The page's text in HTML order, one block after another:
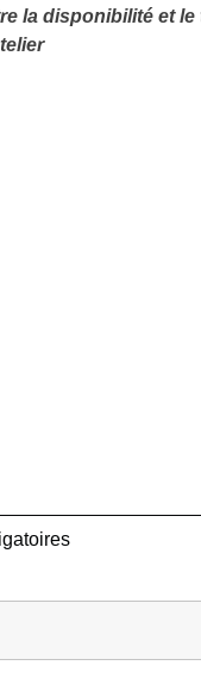
la disponibilité et